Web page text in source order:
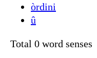
òrdini
û
Total 0 word senses